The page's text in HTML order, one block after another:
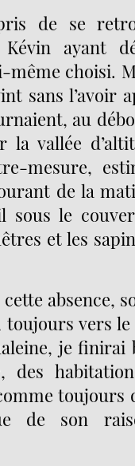
de se
ayant
même choisi.
sans l’avoir
au
vallée
mesure,
de la
sous le
et les
absence,
vers
je
des
toujours
de son